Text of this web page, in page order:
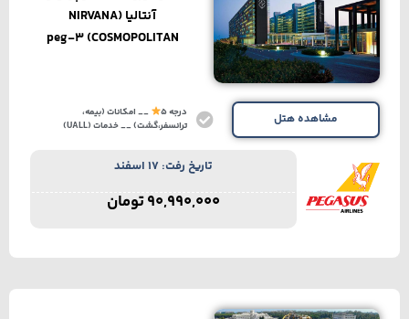
آنتالیا (NIRVANA
COSMOPOLITAN) peg-3
مشاهده هتل درجه 5
__ امکانات (بیمه،
ترانسفر،گشت) __ خدمات (UALL)
تاریخ رفت: 17 اسفند
90,990,000تومان